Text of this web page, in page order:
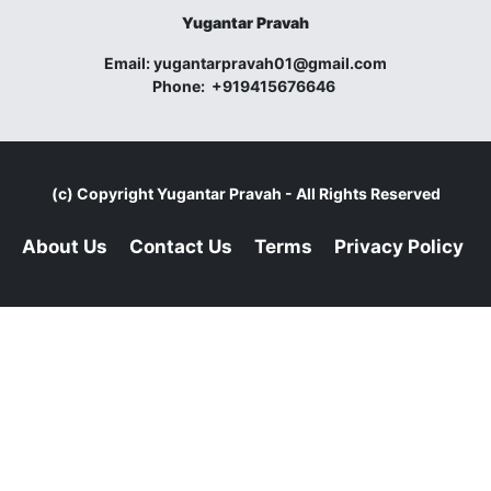
Yugantar Pravah
Email:yugantarpravah01@gmail.com
Phone: +919415676646
(c) CopyrightYugantar Pravah - All Rights Reserved
About Us Contact Us Terms Privacy Policy